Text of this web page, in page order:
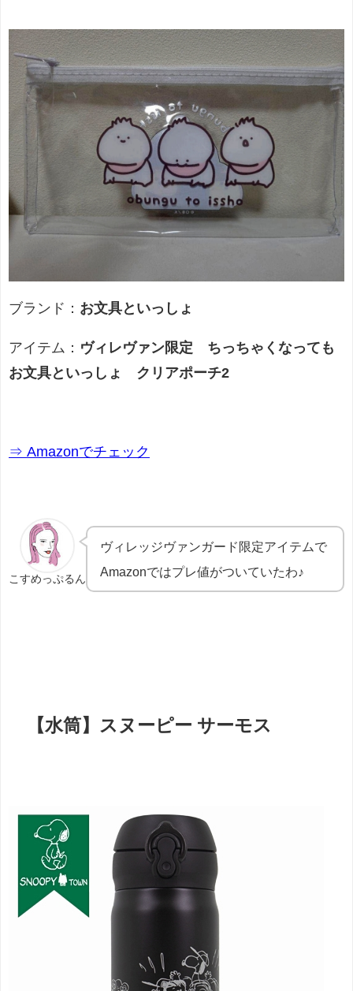
ブランド： お文具といっしょ
アイテム： ヴィレヴァン限定 ちっちゃくなっても
お文具といっしょ クリアポーチ2
⇒ Amazonでチェック
こすめっぷるん
ヴィレッジヴァンガード限定アイテムで
Amazonではプレ値がついていたわ♪
【水筒】スヌーピー サーモス